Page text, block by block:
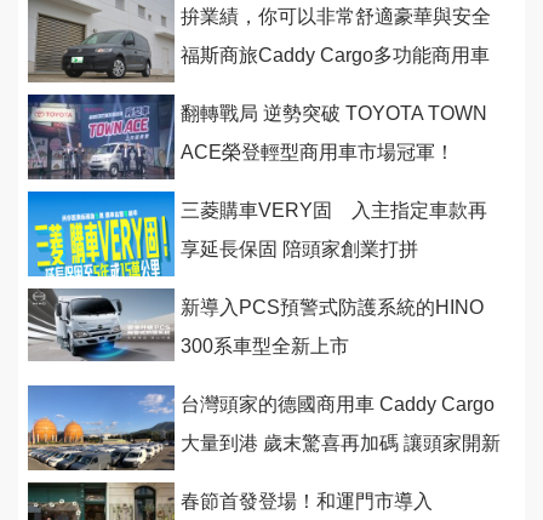
拚業績，你可以非常舒適豪華與安全
福斯商旅Caddy Cargo多功能商用車
翻轉戰局 逆勢突破 TOYOTA TOWN
ACE榮登輕型商用車市場冠軍！
三菱購車VERY固 入主指定車款再
享延長保固 陪頭家創業打拼
新導入PCS預警式防護系統的HINO
300系車型全新上市
台灣頭家的德國商用車 Caddy Cargo
大量到港 歲末驚喜再加碼 讓頭家開新
春節首發登場！和運門市導入